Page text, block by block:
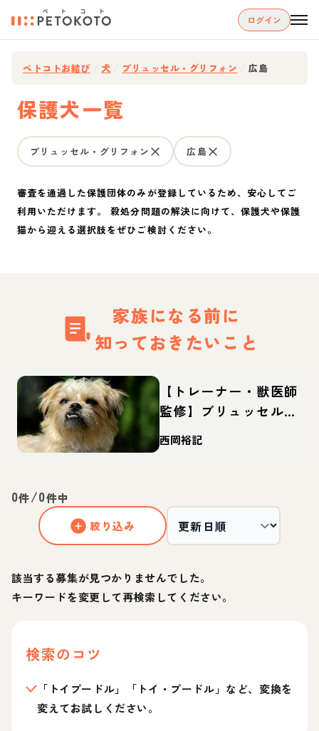
ログイン
ペトコトお結び 犬 ブリュッセル・グリフォン 広島
保護犬一覧
ブリュッセル・グリフォン 広島
審査を通過した保護団体のみが登録しているため、安心してご
利用いただけます。 殺処分問題の解決に向けて、保護犬や保護
猫から迎える選択肢をぜひご検討ください。
家族になる前に
知っておきたいこと
【トレーナー・獣医師
監修】ブリュッセルグ
リフォンってどんな
犬？性格・特徴・育て
西岡裕記
0件/0件中
絞り込み
該当する募集が見つかりませんでした。
キーワードを変更して再検索してください。
検索のコツ
「トイプードル」「トイ・プードル」など、変換を
変えてお試しください。